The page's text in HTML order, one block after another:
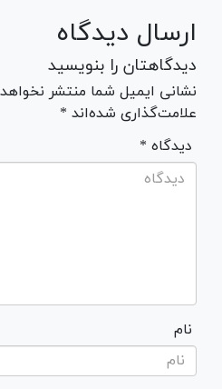
ارسال دیدگاه
دیدگاهتان را بنویسید
نشانی ایمیل شما منتشر
علامت‌گذاری شده‌اند *
* دیدگاه
نام